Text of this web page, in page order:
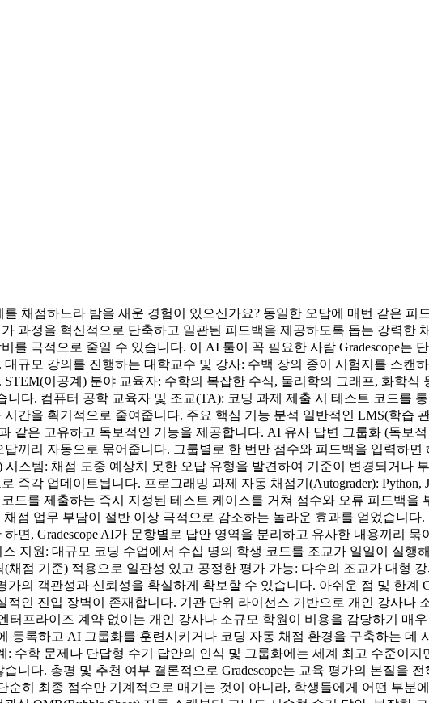
채점하느라 밤을 새운 경험이 있으신가요? 동일한 오답에 매번 같은
과정을 혁신적으로 단축하고 일관된 피드백을 제공하도록 돕는 강력한
를 극적으로 줄일 수 있습니다. 이 AI 툴이 꼭 필요한 사람 Gradescope는
규모 강의를 진행하는 대학교수 및 강사: 수백 장의 종이 시험지를 스캔
이공계) 분야 교육자: 수학의 복잡한 수식, 물리학의 그래프, 화학
다. 컴퓨터 공학 교육자 및 조교(TA): 코딩 과제 제출 시 테스트 코드를
간을 획기적으로 줄여줍니다. 주요 핵심 기능 분석 일반적인 LMS(학습
같은 고유하고 독보적인 기능을 제공합니다. AI 유사 답변 그룹화 (독보
끼리 자동으로 묶어줍니다. 그룹별로 한 번만 점수와 피드백을 입력하
시스템: 채점 도중 예상치 못한 오답 유형을 발견하여 기준이 변경되거나
즉각 업데이트됩니다. 프로그래밍 과제 자동 채점기(Autograder):
드를 제출하는 즉시 지정된 테스트 케이스를 거쳐 점수와 오류 피드백
채점 업무 부담이 절반 이상 극적으로 감소하는 놀라운 효과를 얻었습니
면, Gradescope AI가 문항별로 답안 영역을 분리하고 유사한 내용끼리
지원: 대규모 코딩 수업에서 수십 명의 학생 코드를 조교가 일일이 실행
채점 기준) 적용으로 일관성 있고 공정한 평가 가능: 다수의 조교가 대형
의 객관성과 신뢰성을 확실하게 확보할 수 있습니다. 아쉬운 점 및 한계
인 진입 장벽이 존재합니다. 기관 단위 라이선스 기반으로 개인 강사나
터프라이즈 계약 없이는 개인 강사나 소규모 학원이 비용을 감당하기 매
등록하고 AI 그룹화를 훈련시키거나 코딩 자동 채점 환경을 구축하는 데
수학 문제나 단답형 수기 답안의 인식 및 그룹화에는 세계 최고 수준이
니다. 총평 및 추천 여부 결론적으로 Gradescope는 교육 평가의 본질을
히 최종 점수만 기계적으로 매기는 것이 아니라, 학생들에게 어떤 부분